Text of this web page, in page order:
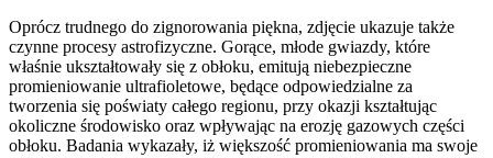
Oprócz trudnego do zignorowania piękna, zdjęcie ukazuje także
czynne procesy astrofizyczne. Gorące, młode gwiazdy, które
właśnie ukształtowały się z obłoku, emitują niebezpieczne
promieniowanie ultrafioletowe, będące odpowiedzialne za
tworzenia się poświaty całego regionu, przy okazji kształtując
okoliczne środowisko oraz wpływając na erozję gazowych części
obłoku. Badania wykazały, iż większość promieniowania ma swoje